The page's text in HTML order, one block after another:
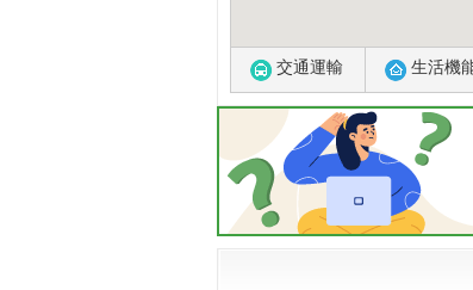
交通運輸 生活機